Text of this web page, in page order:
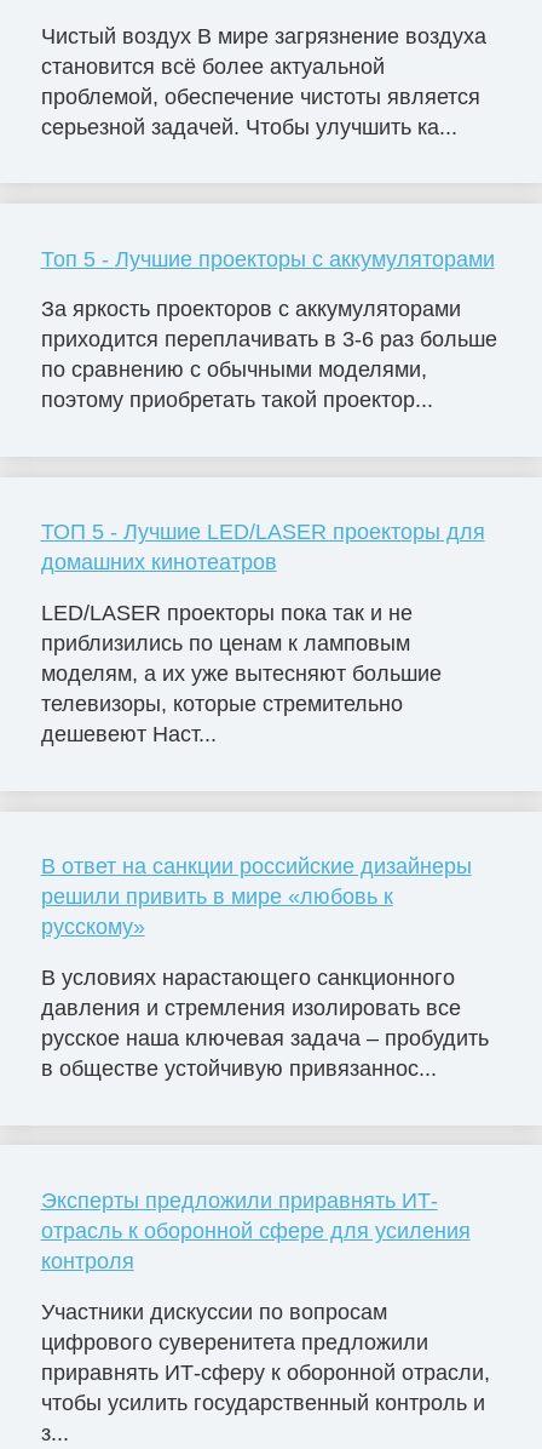
Чистый воздух В мире загрязнение воздуха
становится всё более актуальной
проблемой, обеспечение чистоты является
серьезной задачей. Чтобы улучшить ка...
Топ 5 - Лучшие проекторы с аккумуляторами
За яркость проекторов с аккумуляторами
приходится переплачивать в 3-6 раз больше
по сравнению с обычными моделями,
поэтому приобретать такой проектор...
ТОП 5 - Лучшие LED/LASER проекторы для
домашних кинотеатров
LED/LASER проекторы пока так и не
приблизились по ценам к ламповым
моделям, а их уже вытесняют большие
телевизоры, которые стремительно
дешевеют Наст...
В ответ на санкции российские дизайнеры
решили привить в мире «любовь к
русскому»
В условиях нарастающего санкционного
давления и стремления изолировать все
русское наша ключевая задача – пробудить
в обществе устойчивую привязаннос...
Эксперты предложили приравнять ИТ-
отрасль к оборонной сфере для усиления
контроля
Участники дискуссии по вопросам
цифрового суверенитета предложили
приравнять ИТ-сферу к оборонной отрасли,
чтобы усилить государственный контроль и
з...